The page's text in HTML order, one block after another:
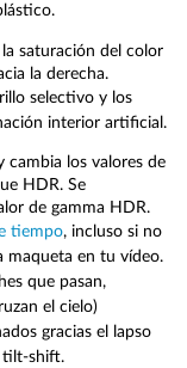
saturación del color
la derecha.
selectivo y los
interior artificial.
cambia los valores de
HDR. Se
de gamma HDR.
tiempo, incluso si no
maqueta en tu vídeo.
que pasan,
el cielo)
gracias el lapso
tilt-shift.